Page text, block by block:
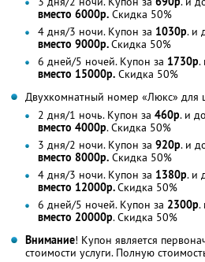
вместо 6000р. Скидка 50%
4 дня/3 ночи. Купон за 1030р. и
вместо 9000р.Скидка 50%
6 дней/5 ночей. Купон за 1730р.
вместо 15000р. Скидка 50%
Двухкомнатный номер «Люкс» для
2 дня/1 ночь. Купон за 460р. и
вместо 4000р. Скидка 50%
3 дня/2 ночи. Купон за 920р. и
вместо 8000р. Скидка 50%
4 дня/3 ночи. Купон за 1380р. и
вместо 12000р.Скидка 50%
6 дней/5 ночей. Купон за 2300р.
вместо 20000р. Скидка 50%
Внимание! Купон является
стоимости услуги. Полную